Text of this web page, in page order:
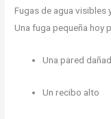
Fugas de agua visibles
Una fuga pequeña hoy
Una pared
Un recibo alto